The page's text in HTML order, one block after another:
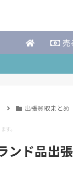
売
出張買取まとめ
す。
ンド品出